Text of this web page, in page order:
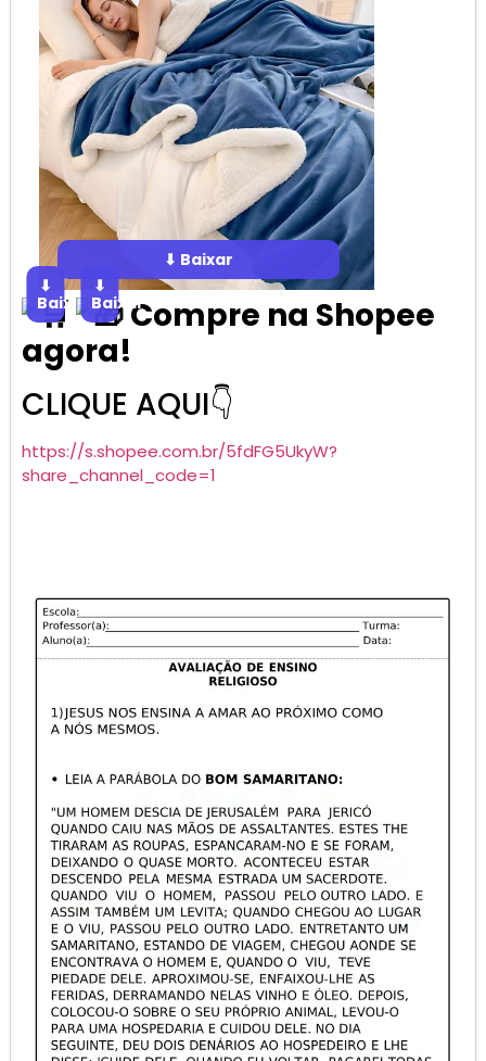
⬇ Baixar
⬇
Baixar
⬇
BaixarCompre na Shopee
agora!
CLIQUE AQUI👇
https://s.shopee.com.br/5fdFG5UkyW?
share_channel_code=1